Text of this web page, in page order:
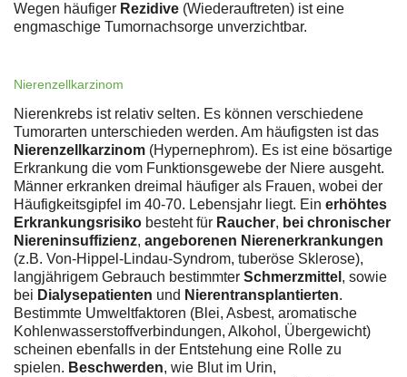
Wegen häufiger Rezidive (Wiederauftreten) ist eine
engmaschige Tumornachsorge unverzichtbar.
Nierenzellkarzinom
Nierenkrebs ist relativ selten. Es können verschiedene
Tumorarten unterschieden werden. Am häufigsten ist das
Nierenzellkarzinom (Hypernephrom). Es ist eine bösartige
Erkrankung die vom Funktionsgewebe der Niere ausgeht.
Männer erkranken dreimal häufiger als Frauen, wobei der
Häufigkeitsgipfel im 40-70. Lebensjahr liegt. Ein erhöhtes
Erkrankungsrisiko besteht für Raucher, bei chronischer
Niereninsuffizienz, angeborenen Nierenerkrankungen
(z.B. Von-Hippel-Lindau-Syndrom, tuberöse Sklerose),
langjährigem Gebrauch bestimmter Schmerzmittel , sowie
bei Dialysepatienten und Nierentransplantierten.
Bestimmte Umweltfaktoren (Blei, Asbest, aromatische
Kohlenwasserstoffverbindungen, Alkohol, Übergewicht)
scheinen ebenfalls in der Entstehung eine Rolle zu
spielen. Beschwerden, wie Blut im Urin,